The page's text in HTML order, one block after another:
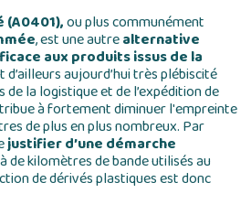
(A0401),ou plus communément
, est une autrealternative
aux produits issus de la
d’ailleurs aujourd’hui très plébiscité
de la logistique et de l’expédition de
à fortement diminuer l'empreinte
de plus en plus nombreux. Par
justifier d’une démarche
de kilomètres de bande utilisés au
de dérivés plastiques est donc